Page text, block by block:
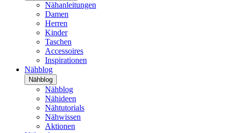
Nähanleitungen
Damen
Herren
Kinder
Taschen
Accessoires
Inspirationen
Nähblog
Nähblog
Nähblog
Nähideen
Nähtutorials
Nähwissen
Aktionen